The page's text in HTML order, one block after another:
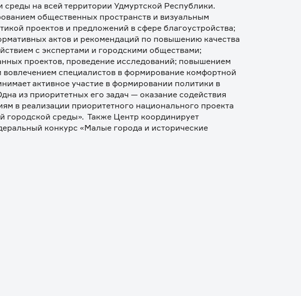
на всей территории Удмуртской Республики.
общественных пространств и визуальным
проектов и предложений в сфере благоустройства;
актов и рекомендаций по повышению качества
с экспертами и городскими обществами;
проектов, проведение исследований; повышением
вовлечением специалистов в формирование комфортной
активное участие в формировании политики в
из приоритетных его задач — оказание содействия
в реализации приоритетного национального проекта
среды».  Также Центр координирует
конкурс «Малые города и исторические